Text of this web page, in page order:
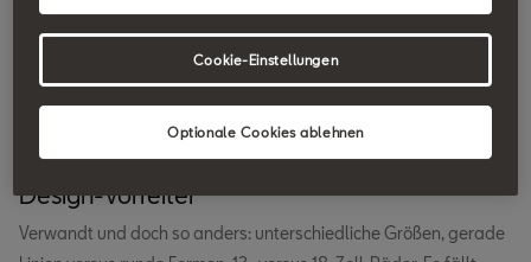
Design-Vorreiter
Verwandt und doch so anders: unterschiedliche Größen, gerade
Optionale Cookies ablehnen
Cookie-Einstellungen